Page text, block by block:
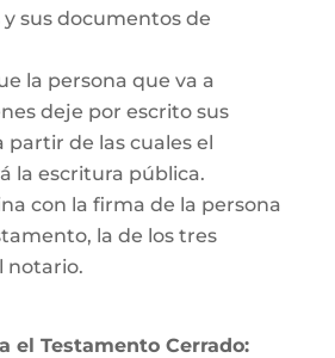
sus documentos de
la persona que va a
deje por escrito sus
partir de las cuales el
la escritura pública.
con la firma de la persona
la de los tres
notario.
el Testamento Cerrado: